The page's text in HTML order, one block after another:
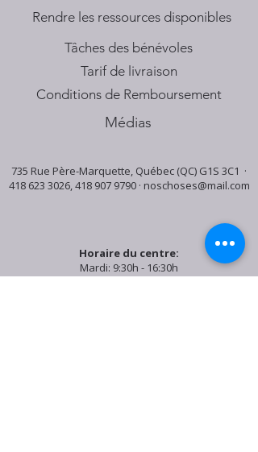
​Rendre les ressources disponibles
Tâches des bénévoles
Tarif de livraison
Conditions de Remboursement
Médias
735 Rue Père-Marquette, Québec (QC) G1S 3C1 ·
418 623 3026,418 907 9790· noschoses@mail.com
Horaire du centre:
Mardi: 9:30h - 16:30h